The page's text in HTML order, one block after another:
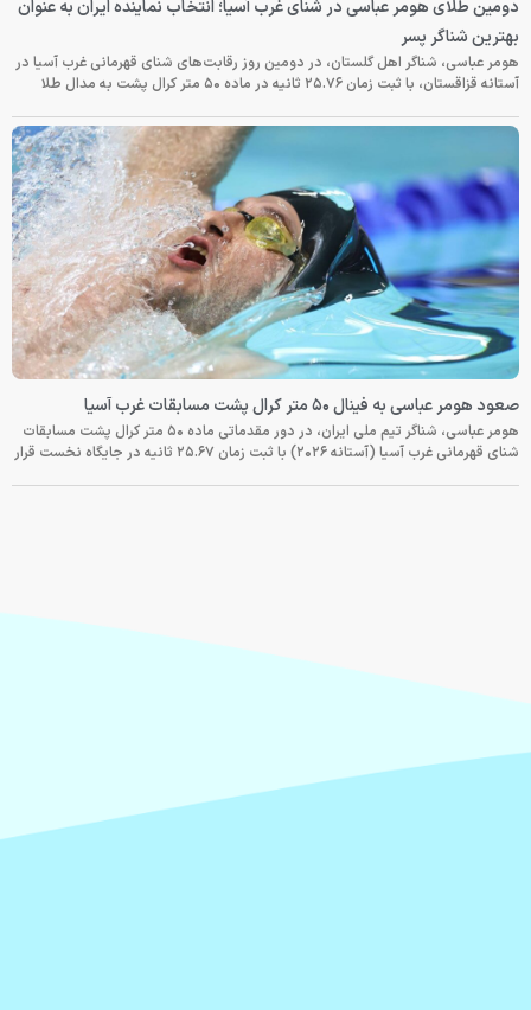
دومین طلای هومر عباسی در شنای غرب آسیا؛ انتخاب نماینده ایران به عنوان
بهترین شناگر پسر
هومر عباسی، شناگر اهل گلستان، در دومین روز رقابت‌های شنای قهرمانی غرب آسیا در
آستانه قزاقستان، با ثبت زمان ۲۵.۷۶ ثانیه در ماده ۵۰ متر کرال پشت به مدال طلا
صعود هومر عباسی به فینال ۵۰ متر کرال پشت مسابقات غرب آسیا
هومر عباسی، شناگر تیم ملی ایران، در دور مقدماتی ماده ۵۰ متر کرال پشت مسابقات
شنای قهرمانی غرب آسیا (آستانه ۲۰۲۶) با ثبت زمان ۲۵.۶۷ ثانیه در جایگاه نخست قرار